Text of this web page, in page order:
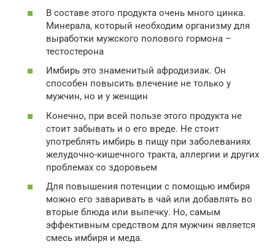
В составе этого продукта очень много цинка.
Минерала, который необходим организму для
выработки мужского полового гормона –
тестостерона
Имбирь это знаменитый афродизиак. Он
способен повысить влечение не только у
мужчин, но и у женщин
Конечно, при всей пользе этого продукта не
стоит забывать и о его вреде. Не стоит
употреблять имбирь в пищу при заболеваниях
желудочно-кишечного тракта, аллергии и других
проблемах со здоровьем
Для повышения потенции с помощью имбиря
можно его заваривать в чай или добавлять во
вторые блюда или выпечку. Но, самым
эффективным средством для мужчин является
смесь имбиря и меда.